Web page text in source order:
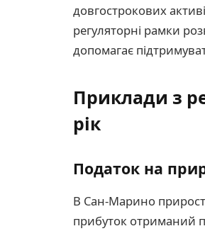
довгострокових
регуляторні рамки
допомагає
Приклади з
рік
Податок на
В Сан-Марино
прибуток отриманий